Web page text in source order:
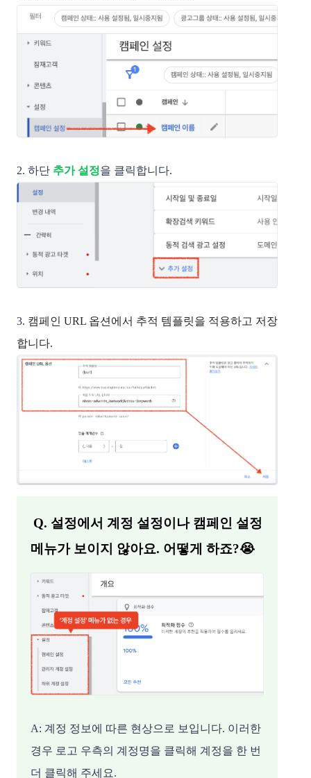
2. 하단 추가 설정을 클릭합니다.
3. 캠페인 URL 옵션에서 추적 템플릿을 적용하고 저장
합니다.
Q. 설정에서 계정 설정이나 캠페인 설정
메뉴가 보이지 않아요. 어떻게 하죠?😭
A: 계정 정보에 따른 현상으로 보입니다. 이러한
경우 로고 우측의 계정명을 클릭해 계정을 한 번
더 클릭해 주세요.